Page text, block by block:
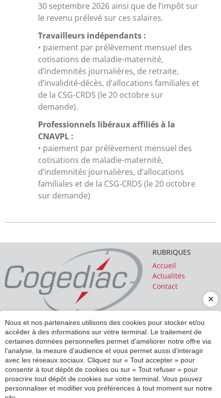
30 septembre 2026 ainsi que de l’impôt sur
le revenu prélevé sur ces salaires.
Travailleurs indépendants :
• paiement par prélèvement mensuel des
cotisations de maladie-maternité,
d’indemnités journalières, de retraite,
d’invalidité-décès, d’allocations familiales et
de la CSG-CRDS (le 20 octobre sur
demande).
Professionnels libéraux affiliés à la
CNAVPL :
• paiement par prélèvement mensuel des
cotisations de maladie-maternité,
d’indemnités journalières, d’allocations
familiales et de la CSG-CRDS (le 20 octobre
sur demande)
SIÈGE SOCIAL
4 rue Alfred Kastler
14000 CAEN
caen@cogediac.com
02 31 94 55 80
RUBRIQUES
Accueil
Actualités
Contact
INSCRIPTION À NOTRE LETTRE D'INFORMATION
Nous et nos partenaires utilisons des cookies pour stocker et/ou
accéder à des informations sur votre terminal. Le traitement de
certaines données personnelles permet d'améliorer notre offre via
l'analyse, la mesure d'audience et vous permet aussi d’interagir
avec les réseaux sociaux. Cliquez sur « Tout accepter » pour
consentir à tout dépôt de cookies ou sur « Tout refuser » pour
proscrire tout dépôt de cookies sur votre terminal. Vous pouvez
personnaliser et modifier vos préférences à tout moment sur notre